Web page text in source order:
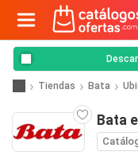
Tiendas Bata
Bata